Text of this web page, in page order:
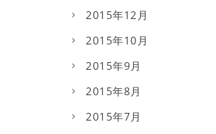
2015年12月
2015年10月
2015年9月
2015年8月
2015年7月